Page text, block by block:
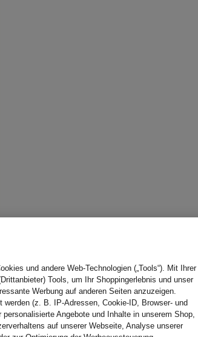
und andere Web-Technologien („Tools“). Mit Ihrer
Tools, um Ihr Shoppingerlebnis und unser
Werbung auf anderen Seiten anzuzeigen.
werden (z. B. IP-Adressen, Cookie-ID, Browser- und
Angebote und Inhalte in unserem Shop,
auf unserer Webseite, Analyse unserer